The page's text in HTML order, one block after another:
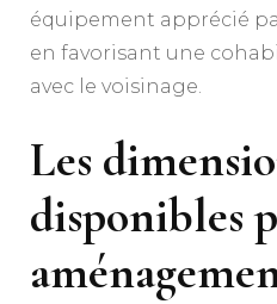
équipement apprécié
en favorisant une
avec le voisinage.
Les
disponibles